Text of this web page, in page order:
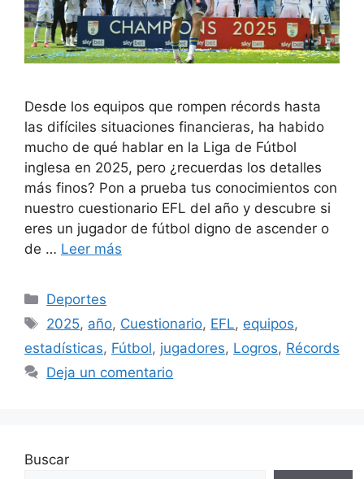
Desde los equipos que rompen récords hasta
las difíciles situaciones financieras, ha habido
mucho de qué hablar en la Liga de Fútbol
inglesa en 2025, pero ¿recuerdas los detalles
más finos? Pon a prueba tus conocimientos con
nuestro cuestionario EFL del año y descubre si
eres un jugador de fútbol digno de ascender o
de … Leer más
Categorías
Deportes
Etiquetas
2025, año, Cuestionario, EFL, equipos,
estadísticas, Fútbol, jugadores, Logros, Récords
Deja un comentario
Buscar